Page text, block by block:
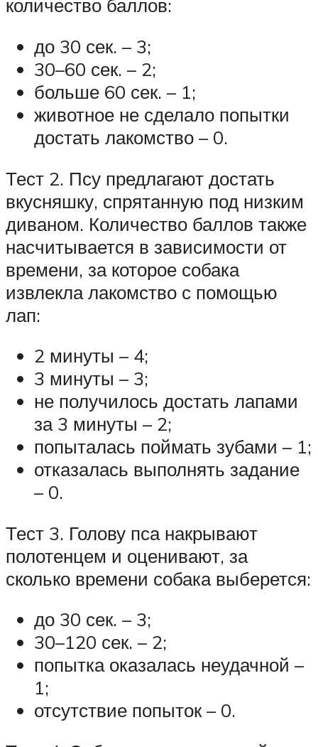
количество баллов:
до 30 сек. – 3;
30–60 сек. – 2;
больше 60 сек. – 1;
животное не сделало попытки
достать лакомство – 0.
Тест 2. Псу предлагают достать
вкусняшку, спрятанную под низким
диваном. Количество баллов также
насчитывается в зависимости от
времени, за которое собака
извлекла лакомство с помощью
лап:
2 минуты – 4;
3 минуты – 3;
не получилось достать лапами
за 3 минуты – 2;
попыталась поймать зубами – 1;
отказалась выполнять задание
– 0.
Тест 3. Голову пса накрывают
полотенцем и оценивают, за
сколько времени собака выберется:
до 30 сек. – 3;
30–120 сек. – 2;
попытка оказалась неудачной –
1;
отсутствие попыток – 0.